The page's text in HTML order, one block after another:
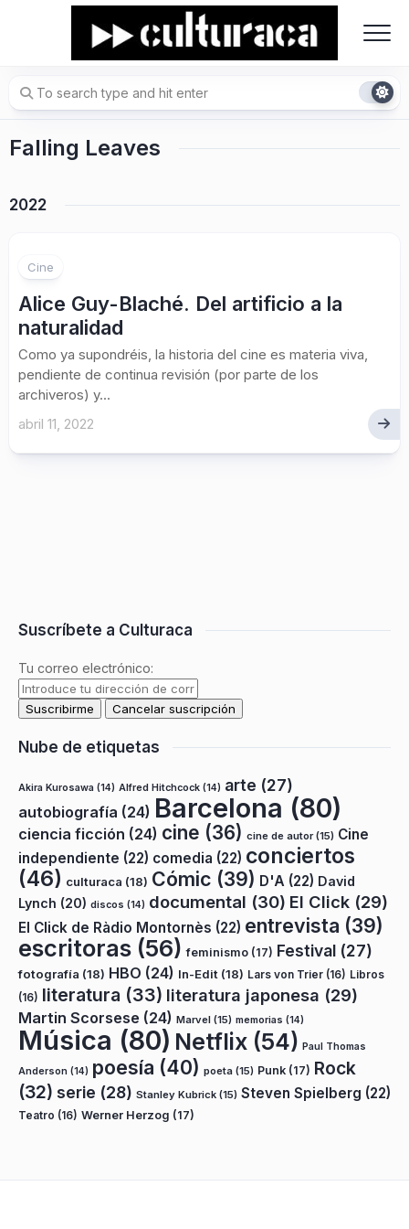
Falling Leaves
2022
Cine
Alice Guy-Blaché. Del artificio a la
naturalidad
Como ya supondréis, la historia del cine es materia viva,
pendiente de continua revisión (por parte de los
archiveros) y...
abril 11, 2022
Suscríbete a Culturaca
Tu correo electrónico:
Nube de etiquetas
Akira Kurosawa (14) Alfred Hitchcock (14) arte (27)
autobiografía (24) Barcelona (80)
ciencia ficción (24) cine (36) cine de autor(15) Cine
independiente (22) comedia (22) conciertos
(46) culturaca (18) Cómic (39) D'A (22) David
Lynch (20) discos (14) documental (30) El Click (29)
El Click de Ràdio Montornès (22) entrevista (39)
escritoras (56) feminismo (17) Festival (27)
fotografía (18) HBO (24) In-Edit (18) Lars von Trier (16) Libros
(16) literatura (33) literatura japonesa (29)
Martin Scorsese (24) Marvel (15) memorias (14)
Música (80) Netflix (54) Paul Thomas
Anderson (14) poesía (40) poeta (15) Punk (17) Rock
(32) serie (28) Stanley Kubrick (15) Steven Spielberg (22)
Teatro (16) Werner Herzog (17)